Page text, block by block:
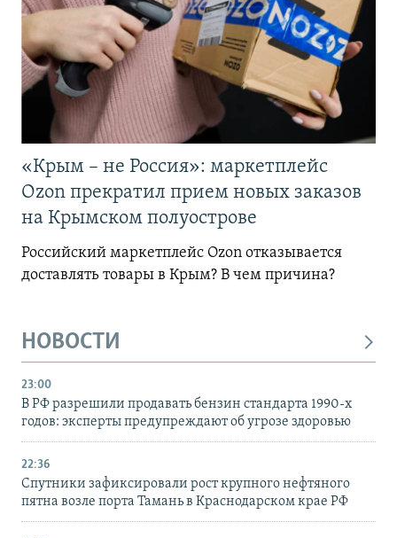
«Крым – не Россия»: маркетплейс
Ozon прекратил прием новых заказов
на Крымском полуострове
Российский маркетплейс Ozon отказывается
доставлять товары в Крым? В чем причина?
НОВОСТИ
23:00
В РФ разрешили продавать бензин стандарта 1990-х
годов: эксперты предупреждают об угрозе здоровью
22:36
Спутники зафиксировали рост крупного нефтяного
пятна возле порта Тамань в Краснодарском крае РФ